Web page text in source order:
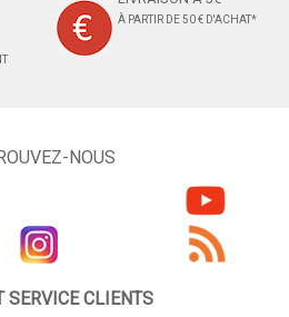
À PARTIR DE 50 € D'ACHAT*
NOUS
SERVICE CLIENTS